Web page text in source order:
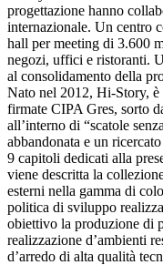
progettazione hanno
internazionale. Un centro
hall per meeting di 3.600
negozi, uffici e ristoranti.
al consolidamento della
Nato nel 2012, Hi-Story,
firmate CIPA Gres, sorto
all’interno di “scatole
abbandonata e un
9 capitoli dedicati alla
viene descritta la
esterni nella gamma di
politica di sviluppo
obiettivo la produzione di
realizzazione d’ambienti
d’arredo di alta qualità